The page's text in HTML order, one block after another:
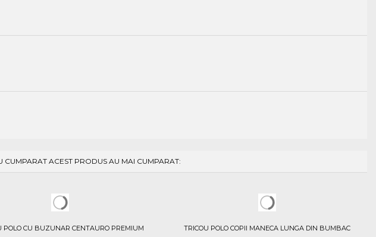
CUMPARAT ACEST PRODUS AU MAI CUMPARAT:
POLO CU BUZUNAR CENTAURO PREMIUM TRICOU POLO COPII MANECA LUNGA DIN BUMBAC